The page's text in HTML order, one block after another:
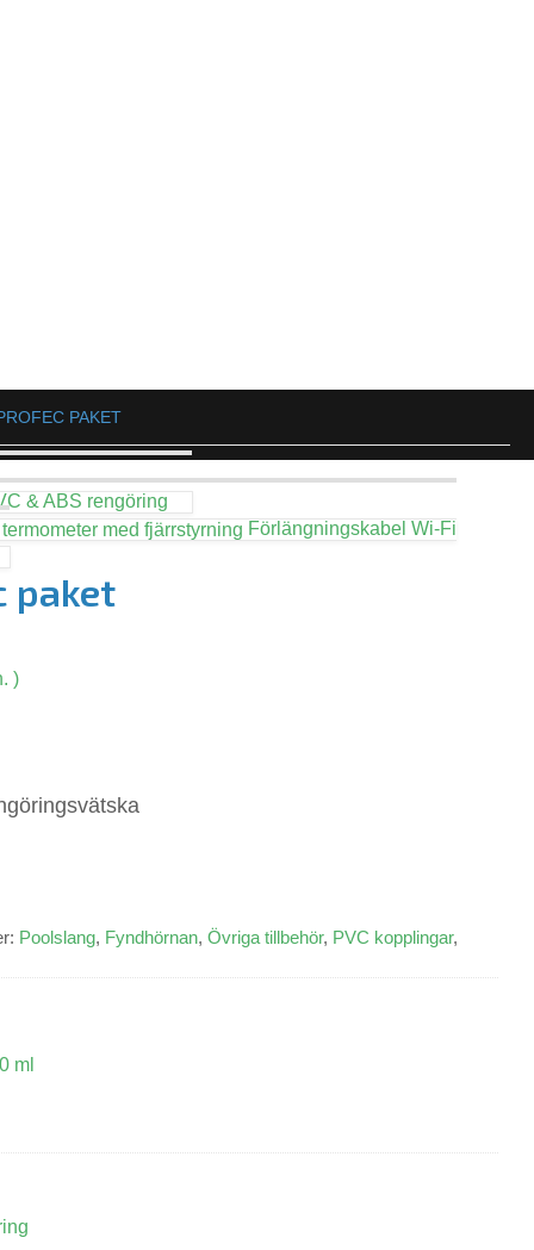
PAKET
& ABS rengöring
Förlängningskabel Wi-Fi
paket
)
Poolslang, Fyndhörnan, Övriga tillbehör, PVC kopplingar,
ml